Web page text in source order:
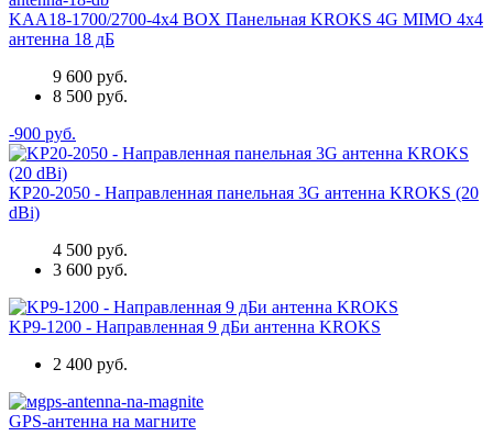
KAA18-1700/2700-4x4 BOX Панельная KROKS 4G MIMO 4x4
антенна 18 дБ
9 600 руб.
8 500 руб.
-900 руб.
KP20-2050 - Направленная панельная 3G антенна KROKS (20
dBi)
4 500 руб.
3 600 руб.
KP9-1200 - Направленная 9 дБи антенна KROKS
2 400 руб.
GPS-антенна на магните